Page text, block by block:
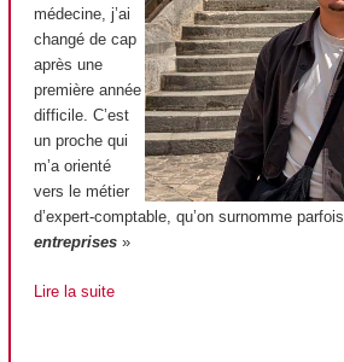
médecine, j’ai
changé de cap
après une
première année
difficile. C’est
un proche qui
m’a orienté
vers le métier
d’expert-comptable, qu’on surnomme parfois
entreprises »
Lire la suite